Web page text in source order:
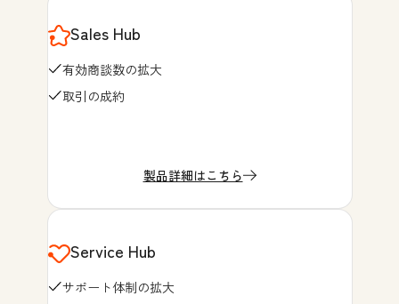
Sales Hub
有効商談数の拡大
取引の成約
製品詳細はこちら
Service Hub
サポート体制の拡大